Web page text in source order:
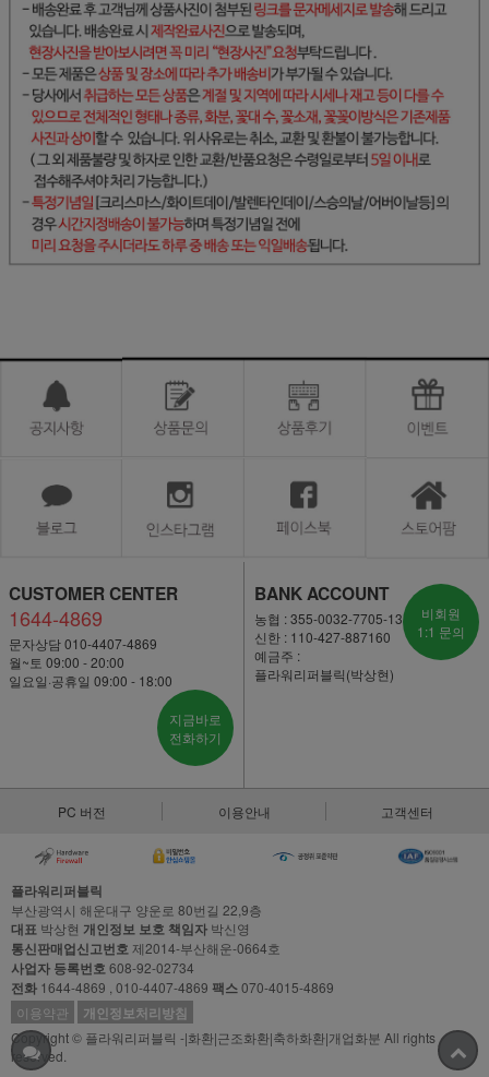
CUSTOMER CENTER
1644-4869
문자상담 010-4407-4869
월~토 09:00 - 20:00
일요일·공휴일 09:00 - 18:00
지금바로
전화하기
BANK ACCOUNT
농협 : 355-0032-7705-13
신한 : 110-427-887160
예금주 :
플라워리퍼블릭(박상현)
비회원
1:1 문의
PC 버전 이용안내 고객센터
플라워리퍼블릭
부산광역시 해운대구 양운로 80번길 22,9층
대표 박상현 개인정보 보호 책임자 박신영
통신판매업신고번호제2014-부산해운-0664호
사업자 등록번호608-92-02734
전화 1644-4869 , 010-4407-4869 팩스070-4015-4869
이용약관
개인정보처리방침
Copyright © 플라워리퍼블릭 -|화환|근조화환|축하화환|개업화분 All rights
reserved.